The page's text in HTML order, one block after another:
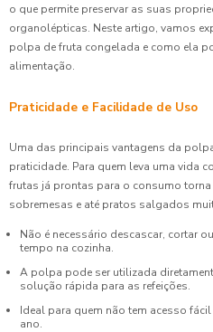
o que permite preservar as suas
organolépticas. Neste artigo, vamos
polpa de fruta congelada e como ela
alimentação.
Praticidade e Facilidade de Uso
Uma das principais vantagens da
praticidade. Para quem leva uma vida
frutas já prontas para o consumo
sobremesas e até pratos salgados
Não é necessário descascar, cortar
tempo na cozinha.
A polpa pode ser utilizada
solução rápida para as refeições.
Ideal para quem não tem acesso
ano.